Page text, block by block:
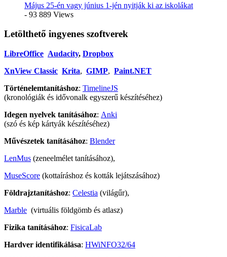
Május 25-én vagy június 1-jén nyitják ki az iskolákat
- 93 889 Views
Letölthető ingyenes szoftverek
LibreOffice Audacity, Dropbox
XnView Classic Krita, GIMP, Paint.NET
Történelemtanításhoz: TimelineJS
(kronológiák és idővonalk egyszerű készítéséhez)
Idegen nyelvek tanításához: Anki
(szó és kép kártyák készítéséhez)
Művészetek tanításához: Blender
LenMus (zeneelmélet tanításához),
MuseScore (kottaíráshoz és kották lejátszásához)
Földrajztanításhoz: Celestia (világűr),
Marble (virtuális földgömb és atlasz)
Fizika tanításához: FisicaLab
Hardver identifikálása: HWiNFO32/64